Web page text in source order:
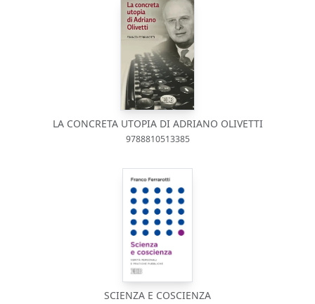
LA CONCRETA UTOPIA DI ADRIANO OLIVETTI
9788810513385
SCIENZA E COSCIENZA